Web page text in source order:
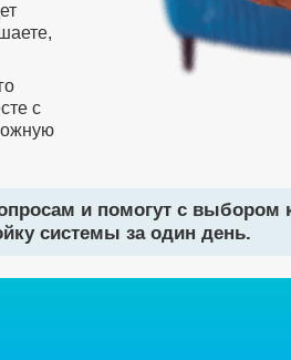
с
и помогут с
системы за один день.